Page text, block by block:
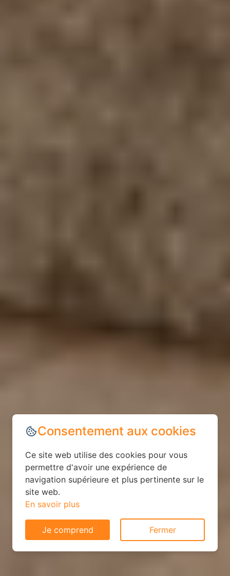
Consentement aux cookies
Ce site web utilise des cookies pour vous
permettre d'avoir une expérience de
navigation supérieure et plus pertinente sur le
site web.
En savoir plus
Je comprend Fermer